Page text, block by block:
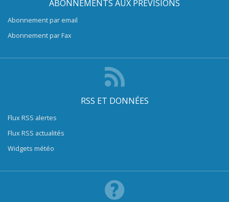
ABONNEMENTS AUX PRÉVISIONS
Abonnement par email
Abonnement par Fax
RSS ET DONNÉES
Flux RSS alertes
Flux RSS actualités
Widgets météo